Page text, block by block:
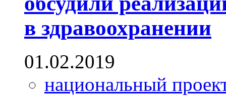
в здравоохранении
01.02.2019
национальный